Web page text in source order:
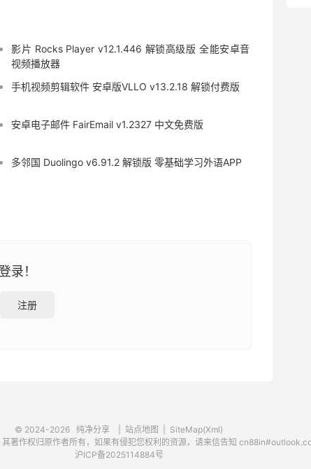
影片 Rocks Player v12.1.446 解锁高级版 全能安卓音
视频播放器
手机视频剪辑软件 安卓版VLLO v13.2.18 解锁付费版
安卓电子邮件 FairEmail v1.2327 中文免费版
多邻国 Duolingo v6.91.2 解锁版 零基础学习外语APP
录！
注册
© 2024-2026 纯净分享 站点地图
SiteMap(Xml)
著作权归原作者所有，如果有侵犯您权利的资源，请来信告知
沪ICP备2025114884号